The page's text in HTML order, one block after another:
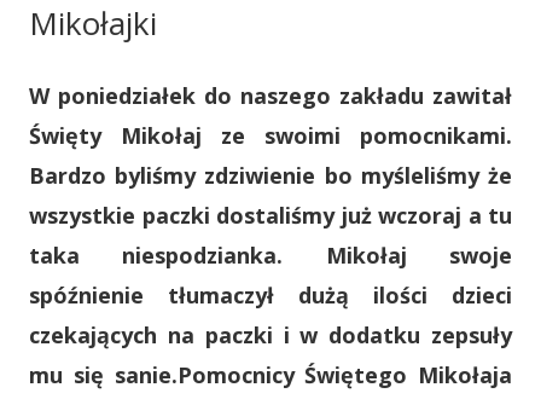
Mikołajki
W poniedziałek do naszego zakładu zawitał
Święty Mikołaj ze swoimi pomocnikami.
Bardzo byliśmy zdziwienie bo myśleliśmy że
wszystkie paczki dostaliśmy już wczoraj a tu
taka niespodzianka. Mikołaj swoje
spóźnienie tłumaczył dużą ilości dzieci
czekających na paczki i w dodatku zepsuły
mu się sanie.Pomocnicy Świętego Mikołaja